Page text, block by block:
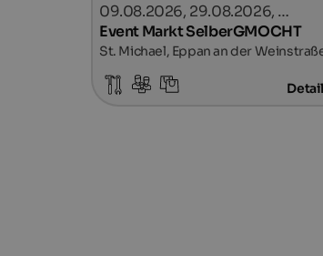
09.08.2026, 29.08.2026, …
Event Markt SelberGMOCHT
St. Michael, Eppan an der